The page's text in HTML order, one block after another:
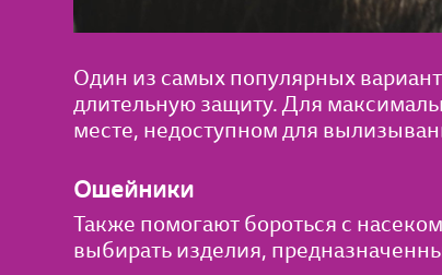
Один из самых популярных
длительную защиту. Для
месте, недоступном для
Ошейники
Также помогают бороться с
выбирать изделия,